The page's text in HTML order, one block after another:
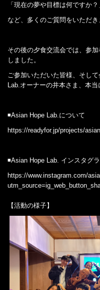
「現在の夢や目標は何ですか？
など、多くのご質問をいただき
その後の夕食交流会では、参
しました。
ご参加いただいた皆様、そし
Lab.オーナーの井本さま、本
◾️Asian Hope Lab.について
https://readyfor.jp/projects/
◾️Asian Hope Lab. インスタグ
https://www.instagram.com/
【活動の様子】